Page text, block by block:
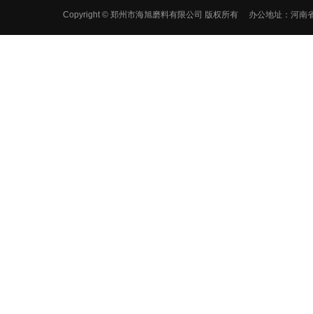
Copyright © 郑州市海旭磨料有限公司 版权所有 办公地址：河